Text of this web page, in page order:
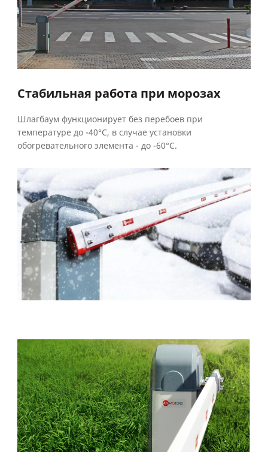
Стабильная работа при морозах
Шлагбаум функционирует без перебоев при
температуре до -40°С, в случае установки
обогревательного элемента - до -60°С.